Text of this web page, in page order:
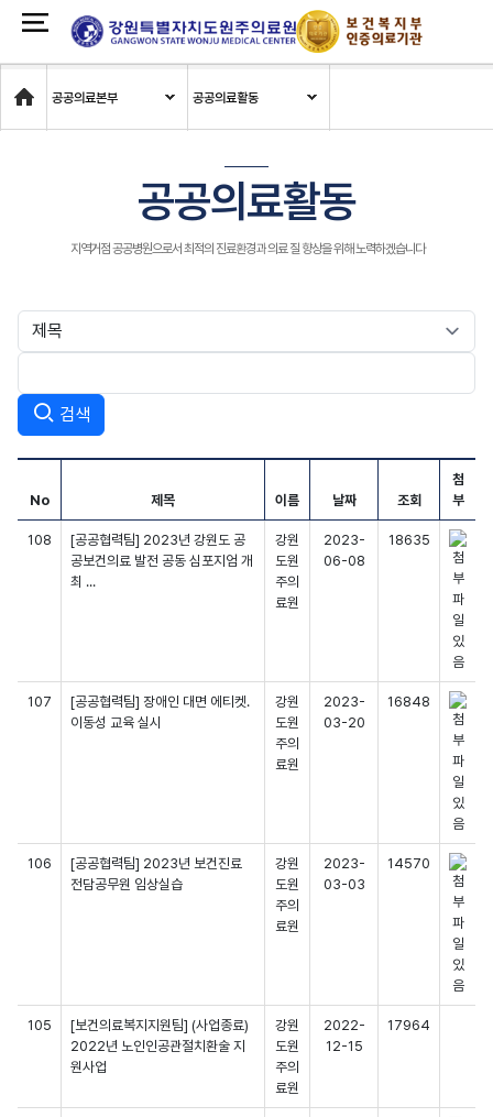
Home
공공의료본부 공공의료활동
공공의료활동
지역거점 공공병원으로서 최적의 진료환경과 의료 질 향상을 위해 노력하겠습니다
검색
No 제목 이름 날짜 조회
첨
부
108
[공공협력팀] 2023년 강원도 공
공보건의료 발전 공동 심포지엄 개
최 ...
강원
도원
주의
료원
2023-
06-08
18635
107
[공공협력팀] 장애인 대면 에티켓.
이동성 교육 실시
강원
도원
주의
료원
2023-
03-20
16848
106
[공공협력팀] 2023년 보건진료
전담공무원 임상실습
강원
도원
주의
료원
2023-
03-03
14570
105
[보건의료복지지원팀] (사업종료)
2022년 노인인공관절치환술 지
원사업
강원
도원
주의
료원
2022-
12-15
17964